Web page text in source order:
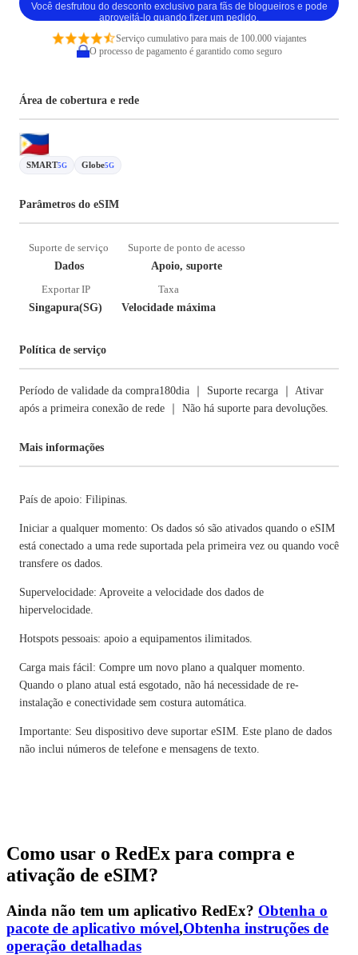
Você desfrutou do desconto exclusivo para fãs de blogueiros e pode
aproveitá-lo quando fizer um pedido.
Serviço cumulativo para mais de 100.000 viajantes
O processo de pagamento é garantido como seguro
Área de cobertura e rede
SMART5G Globe5G
Parâmetros do eSIM
Suporte de serviço
Dados
Suporte de ponto de acesso
Apoio, suporte
Exportar IP
Singapura(SG)
Taxa
Velocidade máxima
Política de serviço
Período de validade da compra180dia ｜ Suporte recarga ｜ Ativar
após a primeira conexão de rede ｜ Não há suporte para devoluções.
Mais informações
País de apoio: Filipinas.
Iniciar a qualquer momento: Os dados só são ativados quando o eSIM
está conectado a uma rede suportada pela primeira vez ou quando você
transfere os dados.
Supervelocidade: Aproveite a velocidade dos dados de
hipervelocidade.
Hotspots pessoais: apoio a equipamentos ilimitados.
Carga mais fácil: Compre um novo plano a qualquer momento.
Quando o plano atual está esgotado, não há necessidade de re-
instalação e conectividade sem costura automática.
Importante: Seu dispositivo deve suportar eSIM. Este plano de dados
não inclui números de telefone e mensagens de texto.
Como usar o RedEx para compra e
ativação de eSIM?
Ainda não tem um aplicativo RedEx? Obtenha o
pacote de aplicativo móvel,Obtenha instruções de
operação detalhadas